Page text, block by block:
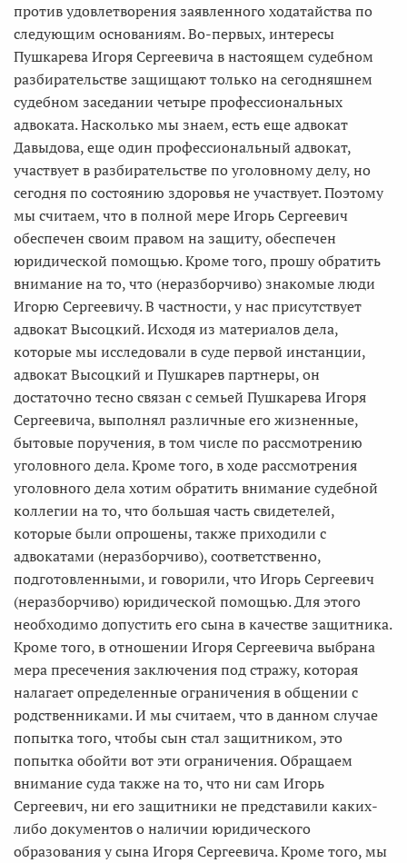
против удовлетворения заявленного ходатайства по
следующим основаниям. Во-первых, интересы
Пушкарева Игоря Сергеевича в настоящем судебном
разбирательстве защищают только на сегодняшнем
судебном заседании четыре профессиональных
адвоката. Насколько мы знаем, есть еще адвокат
Давыдова, еще один профессиональный адвокат,
участвует в разбирательстве по уголовному делу, но
сегодня по состоянию здоровья не участвует. Поэтому
мы считаем, что в полной мере Игорь Сергеевич
обеспечен своим правом на защиту, обеспечен
юридической помощью. Кроме того, прошу обратить
внимание на то, что (неразборчиво) знакомые люди
Игорю Сергеевичу. В частности, у нас присутствует
адвокат Высоцкий. Исходя из материалов дела,
которые мы исследовали в суде первой инстанции,
адвокат Высоцкий и Пушкарев партнеры, он
достаточно тесно связан с семьей Пушкарева Игоря
Сергеевича, выполнял различные его жизненные,
бытовые поручения, в том числе по рассмотрению
уголовного дела. Кроме того, в ходе рассмотрения
уголовного дела хотим обратить внимание судебной
коллегии на то, что большая часть свидетелей,
которые были опрошены, также приходили с
адвокатами (неразборчиво), соответственно,
подготовленными, и говорили, что Игорь Сергеевич
(неразборчиво) юридической помощью. Для этого
необходимо допустить его сына в качестве защитника.
Кроме того, в отношении Игоря Сергеевича выбрана
мера пресечения заключения под стражу, которая
налагает определенные ограничения в общении с
родственниками. И мы считаем, что в данном случае
попытка того, чтобы сын стал защитником, это
попытка обойти вот эти ограничения. Обращаем
внимание суда также на то, что ни сам Игорь
Сергеевич, ни его защитники не представили каких-
либо документов о наличии юридического
образования у сына Игоря Сергеевича. Кроме того, мы